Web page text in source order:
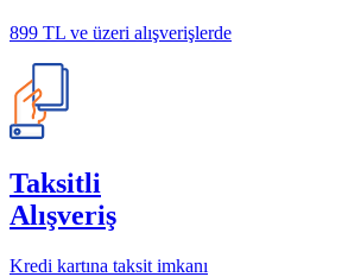
899 TL ve üzeri alışverişlerde
Taksitli
Alışveriş
Kredi kartına taksit imkanı